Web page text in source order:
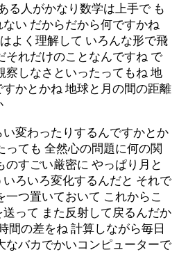
る人がかなり数学は上手で も
い だからだから何ですかね
よく理解して いろんな形で飛
それだけのことなんですね で
察しなさといったってもね 地
かとかね 地球と月の間の距離
変わったりするんですかとか
っても 全然心の問題に何の関
のすごい厳密に やっぱり月と
ろいろ変化するんだと それで
一つ置いておいて これからこ
って また反射して戻るんだか
間の差をね 計算しながら毎日
なバカでかいコンピューターで